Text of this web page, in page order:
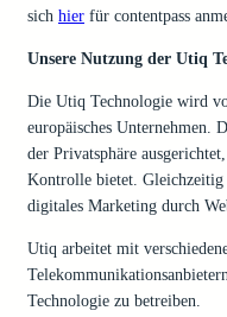
sich hier für contentpass
Unsere Nutzung der Utiq
Die Utiq Technologie wird
europäisches Unternehmen.
der Privatsphäre
Kontrolle bietet.
digitales Marketing durch
Utiq arbeitet mit
Technologie zu betreiben.